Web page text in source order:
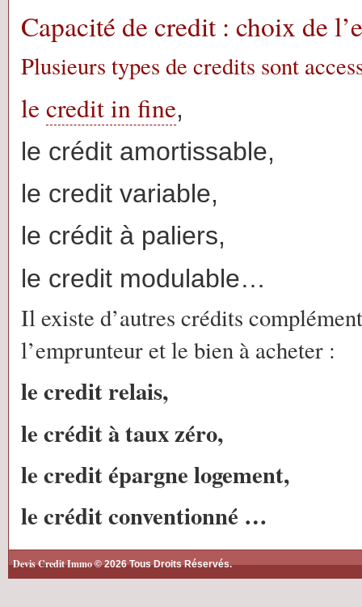
Capacité de credit : choix de
Plusieurs types de credits sont
le credit in fine,
le crédit amortissable,
le credit variable,
le crédit à paliers,
le credit modulable…
Il existe d’autres crédits
l’emprunteur et le bien à acheter :
le credit relais,
le crédit à taux zéro,
le credit épargne logement,
le crédit conventionné …
Devis Credit Immo© 2026 Tous Droits Réservés.